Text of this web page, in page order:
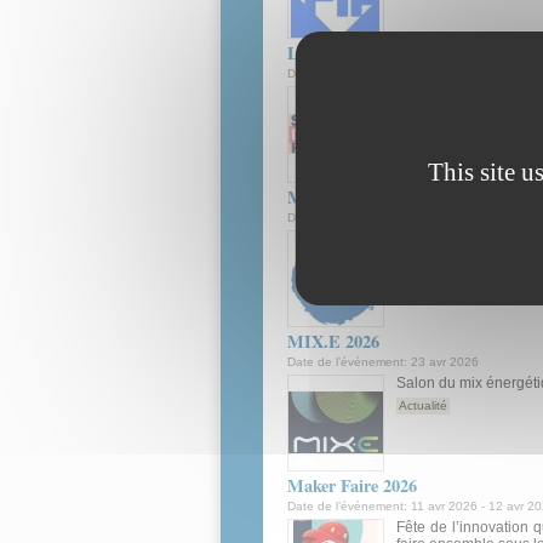
La Semaine de l’IA pour Tous 2026
Date de l’événement:
Mountain Planet 2026
Date de l’événement:
Le rendez-vous
MIX.E 2026
Date de l’événement: 23 avr 2026
Salon du mix
Actualité
Maker Faire 2026
Date de l’événement: 11 avr 2026 - 12 avr
Fête de l’innovation
This site